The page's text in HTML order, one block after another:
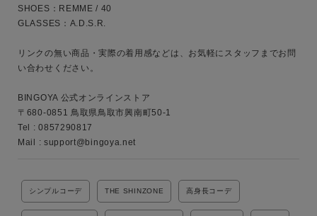
MENS
カテゴリ
サイズ
ブランド
SHOES：REMME / 40
GLASSES：A.D.S.R.
リンクの無い商品・実際の着用感などは、お気軽にスタッフまでお問
い合わせください。
BINGOYA 公式オンラインストア
〒680-0851 鳥取県鳥取市興南町50-1
Tel : 0857290817
Mail : support@bingoya.net
シンプルコーデ THE SHINZONE 高身長コーデ